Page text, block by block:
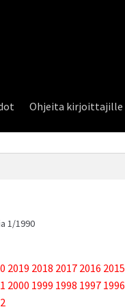
Ohjeita kirjoittajille
1/1990
2019 2018 2017 2016 2015
2000 1999 1998 1997 1996